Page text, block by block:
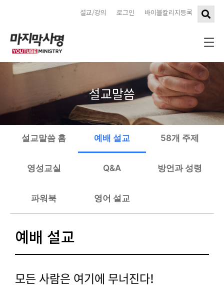
바이블칼리지등록
로그인
설교/강의
설교말씀
설교말씀 홈 예배 설교 58개 주제
영성교실 Q&A 방언과 성령
파워북 영어 설교
예배 설교
모든 사람은 여기에 무너진다!